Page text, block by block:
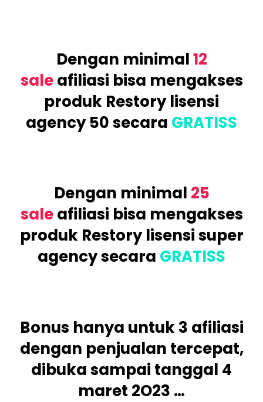
Dengan minimal12
saleafiliasi bisa mengakses
produk Restory lisensi
agency 50secara GRATISS
Dengan minimal 25
saleafiliasi bisa mengakses
produk Restory lisensi super
agencysecara GRATISS
Bonus hanya untuk 3 afiliasi
dengan penjualan tercepat,
dibuka sampai tanggal 4
maret 2O23 …